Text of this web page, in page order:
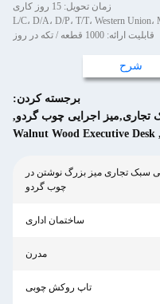
زمان تحویل: 15 روز کاری
قابلیت ارائه: 1000 قطعه / تکه در روز
شرح
برجسته کردن:
تجاری,میز اجرایی چوب گردو,
,
Walnut Wood Executive Desk
سبک تجاری میز بزرگ نوشتن در
چوب گردو
ساختمان اداری
مدرن
تاپ روکش چوبی